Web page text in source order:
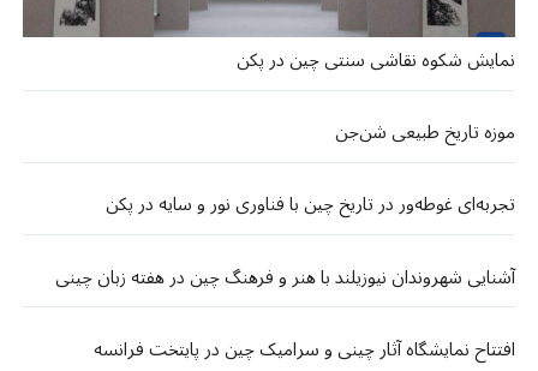
نمایش شکوه نقاشی سنتی چین در پکن
موزه تاریخ طبیعی شن‌جن
تجربه‌ای غوطه‌ور در تاریخ چین با فناوری نور و سایه در پکن
آشنایی شهروندان نیوزیلند با هنر و فرهنگ چین در هفته زبان چینی
افتتاح نمایشگاه آثار چینی و سرامیک چین در پایتخت فرانسه